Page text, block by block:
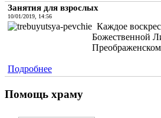
Занятия для взрослых
10/01/2019, 14:56
Каждое
Божественной
Подробнее
Помощь храму